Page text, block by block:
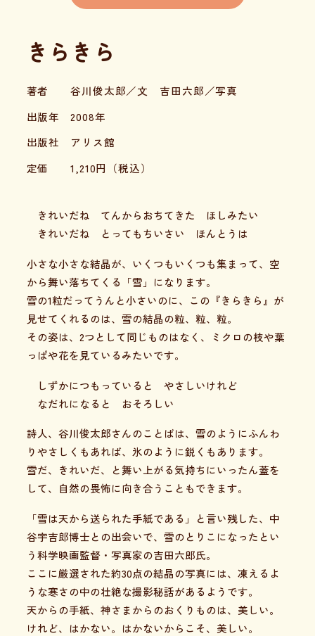
きらきら
著者
谷川俊太郎／文 吉田六郎／写真
出版年
2008年
出版社
アリス館
定価
1,210円（税込）
きれいだね てんからおちてきた ほしみたい
きれいだね とってもちいさい ほんとうは
小さな小さな結晶が、いくつもいくつも集まって、空
から舞い落ちてくる「雪」になります。
雪の1粒だってうんと小さいのに、この『きらきら』が
見せてくれるのは、雪の結晶の粒、粒、粒。
その姿は、2つとして同じものはなく、ミクロの枝や葉
っぱや花を見ているみたいです。
しずかにつもっていると やさしいけれど
なだれになると おそろしい
詩人、谷川俊太郎さんのことばは、雪のようにふんわ
りやさしくもあれば、氷のように鋭くもあります。
雪だ、きれいだ、と舞い上がる気持ちにいったん蓋を
して、自然の畏怖に向き合うこともできます。
「雪は天から送られた手紙である」と言い残した、中
谷宇吉郎博士との出会いで、雪のとりこになったとい
う科学映画監督・写真家の吉田六郎氏。
ここに厳選された約30点の結晶の写真には、凍えるよ
うな寒さの中の壮絶な撮影秘話があるようです。
天からの手紙、神さまからのおくりものは、美しい。
けれど、はかない。はかないからこそ、美しい。